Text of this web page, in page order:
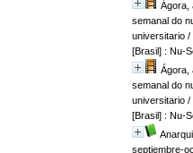
Ágora,
semanal do
universitario/
[Brasil] : Nu-
Ágora,
semanal do
universitario/
[Brasil] : Nu-
septiembre-